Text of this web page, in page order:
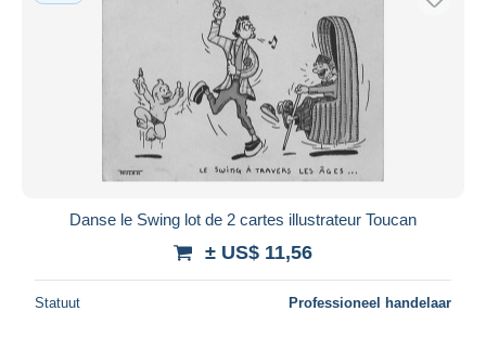
Danse le Swing lot de 2 cartes illustrateur Toucan
± US$ 11,56
Statuut Professioneel handelaar